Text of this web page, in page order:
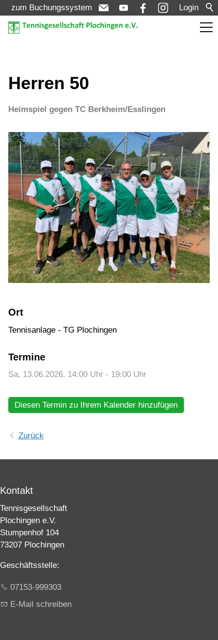
Login
zum Buchungssystem
Turniere
Mannschaften
Jugend
Training
Gaststätte
Herren 50
Heimspiel gegen TC Berkheim/Esslingen
Ort
Tennisanlage - TG Plochingen
Termine
Sa, 13.06.2026, 14:00 Uhr - 19:00 Uhr
Diesen Termin zu Ihrem Kalender hinzufügen
Zurück
Kontakt
Tennisgesellschaft
Plochingen e.V.
Stumpenhof 104
73207 Plochingen
Geschäftsstelle:
07153-999303
E-Mail schreiben